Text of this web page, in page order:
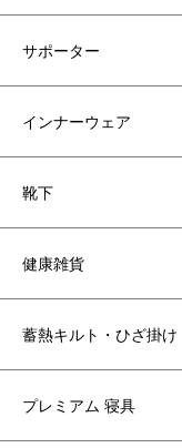
サポーター
インナーウェア
靴下
健康雑貨
蓄熱キルト・ひざ掛け
プレミアム 寝具